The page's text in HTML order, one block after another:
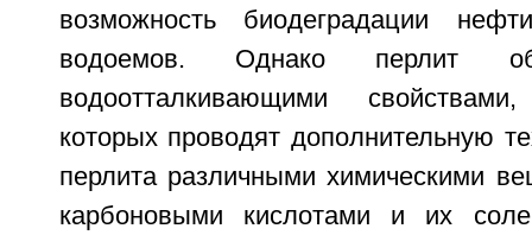
возможность биодеградации
водоемов. Однако перлит
водоотталкивающими
которых проводят дополнительную
перлита различными химическими
карбоновыми кислотами и их